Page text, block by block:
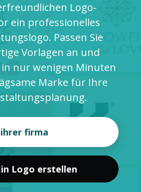
ANMELDEN
Logo-
ein professionelles
Passen Sie
Vorlagen an und
in nur wenigen Minuten
Marke für Ihre
Logo erstellen